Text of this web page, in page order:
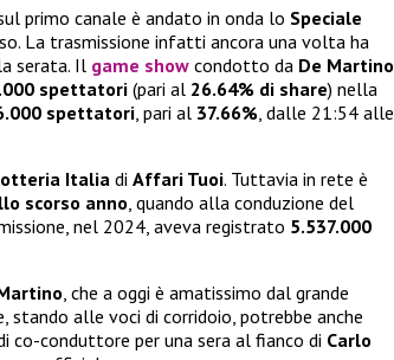
primo canale è andato in onda lo Speciale
La trasmissione infatti ancora una volta ha
serata. Il game show condotto da De Martino
spettatori (pari al 26.64% di share) nella
spettatori, pari al 37.66%, dalle 21:54 alle
Italia di Affari Tuoi. Tuttavia in rete è
scorso anno, quando alla conduzione del
nel 2024, aveva registrato 5.537.000
, che a oggi è amatissimo dal grande
stando alle voci di corridoio, potrebbe anche
co-conduttore per una sera al fianco di Carlo